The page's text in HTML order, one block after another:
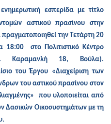
εσπερίδα με τίτλο
αστικού πρασίνου στην
την Τετάρτη 20
στο Πολιτιστικό Κέντρο
Καραμανλή 18, Βούλα).
του Έργου «Διαχείριση των
του αστικού πρασίνου στον
που υλοποιείται από
Δασικών Οικοσυστημάτων με τη